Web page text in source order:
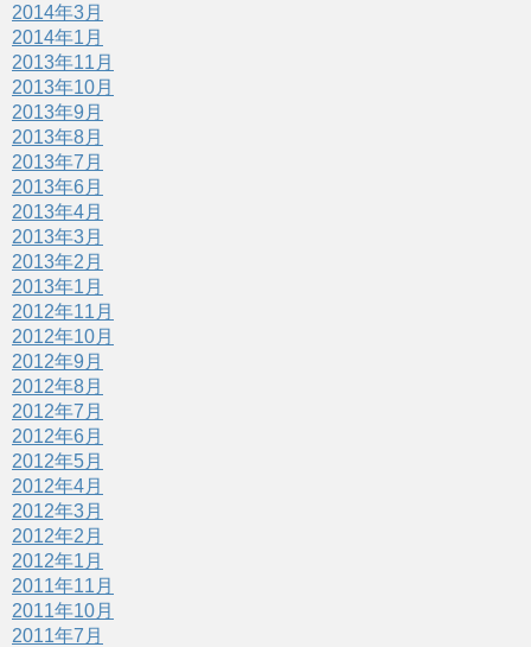
2014年3月
2014年1月
2013年11月
2013年10月
2013年9月
2013年8月
2013年7月
2013年6月
2013年4月
2013年3月
2013年2月
2013年1月
2012年11月
2012年10月
2012年9月
2012年8月
2012年7月
2012年6月
2012年5月
2012年4月
2012年3月
2012年2月
2012年1月
2011年11月
2011年10月
2011年7月